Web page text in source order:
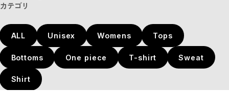
カテゴリ
ALL Unisex Womens Tops
Bottoms One piece T-shirt Sweat
Shirt